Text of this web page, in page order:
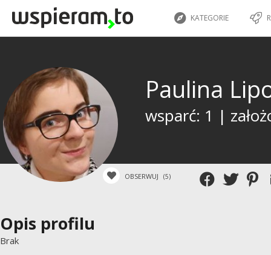
KATEGORIE
Paulina
wsparć: 1 |
OBSERWUJ (5)
Opis profilu
Brak